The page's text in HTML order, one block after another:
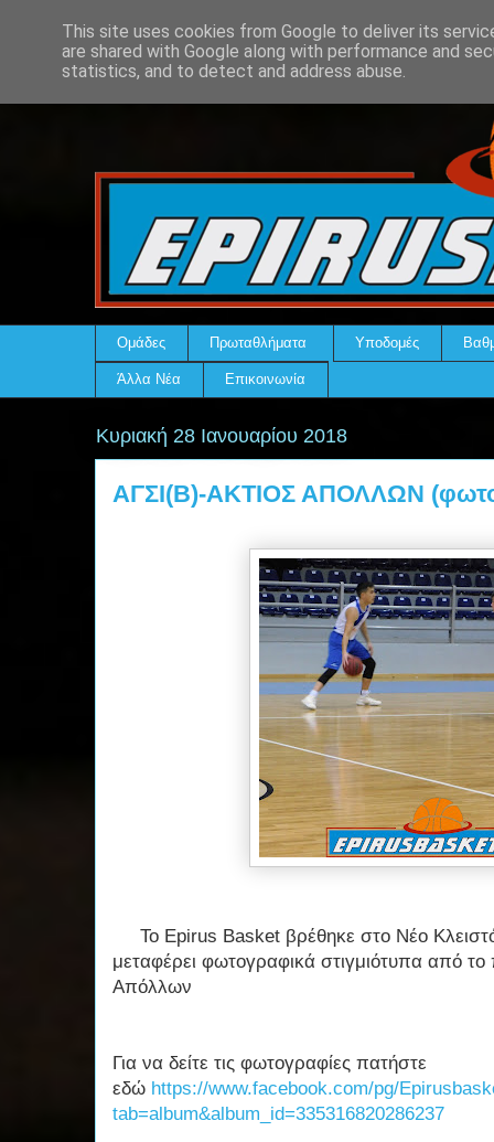
Ομάδες Πρωταθλήματα Υποδομές
Άλλα Νέα Επικοινωνία
Κυριακή 28 Ιανουαρίου 2018
ΑΓΣΙ(Β)-ΑΚΤΙΟΣ ΑΠΟΛΛΩΝ
Το Epirus Basket βρέθηκε στο Νέο
μεταφέρει φωτογραφικά στιγμιότυπα από το
Απόλλων
Για να δείτε τις φωτογραφίες πατήστε
εδώ https://www.facebook.com/pg/
tab=album&album_id=335316820286237
This site uses cookies from Google to deliver its
are shared with Google along with performance and
statistics, and to detect and address abuse.